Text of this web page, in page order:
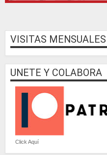
VISITAS MENSUALES
UNETE Y COLABORA
Click Aquí